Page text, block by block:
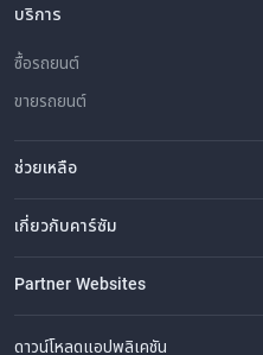
บริการ
ซื้อรถยนต์
ขายรถยนต์
ช่วยเหลือ
คำถามที่พบบ่อย
ติดต่อเรา
ที่ตั้งของเรา
เกี่ยวกับคาร์ซัม
เรื่องราวของเรา
ซื้อรถจาก CARSOME
บทความ
การแจ้งเบาะแส
ร่วมงานกับเรา
Partner Websites
AutoFun
One2Car
AutoSpinn
CarTimes
ดาวน์โหลดแอปพลิเคชัน